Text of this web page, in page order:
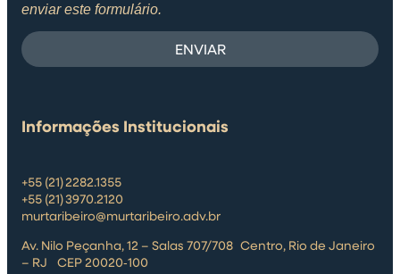
enviar este formulário.
ENVIAR
Informações Institucionais
+55 (21) 2282.1355
+55 (21) 3970.2120
murtaribeiro@murtaribeiro.adv.br
Av. Nilo Peçanha, 12 – Salas 707/708 Centro, Rio de Janeiro
– RJ CEP 20020‑100